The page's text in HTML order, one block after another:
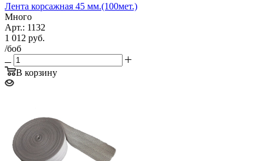
Лента корсажная 45 мм.(100мет.)
Много
Арт.: 1132
1 012 руб.
/боб
В корзину